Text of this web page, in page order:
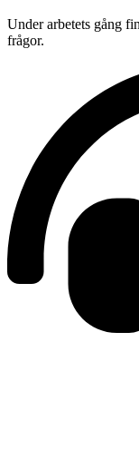
Under arbetets gång
frågor.